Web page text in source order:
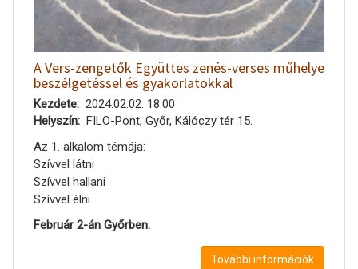
A Vers-zengetők Együttes zenés-verses műhelye
beszélgetéssel és gyakorlatokkal
Kezdete
2024.02.02. 18:00
Helyszín
FILO-Pont, Győr, Kálóczy tér 15.
Az 1. alkalom témája:
Szívvel látni
Szívvel hallani
Szívvel élni
Február 2-án Győrben.
További információk